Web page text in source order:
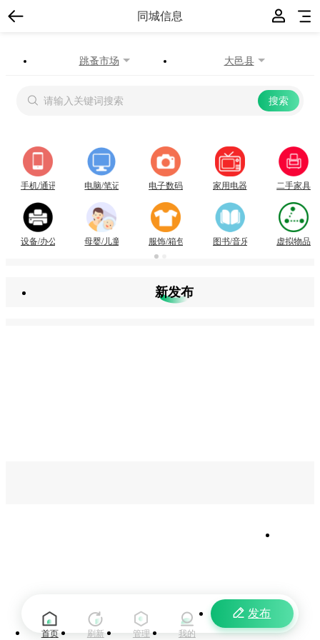
同城信息
跳蚤市场 大邑县
手机/通讯 电脑/笔记本 电子数码 家用电器 二手家具/
设备/办公用品 母婴/儿童用品 服饰/箱包 图书/音乐/运动 虚拟物品
新发布
首页 刷新
发布
管理 我的